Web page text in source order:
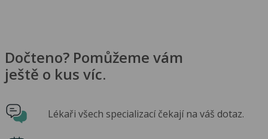
Dočteno? Pomůžeme vám
ještě o kus víc.
Lékaři všech specializací čekají na váš dotaz.